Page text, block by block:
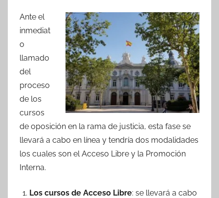
Ante el
inmediat
o
llamado
del
proceso
de los
cursos
de oposición en la rama de justicia, esta fase se
llevará a cabo en línea y tendría dos modalidades
los cuales son el Acceso Libre y la Promoción
Interna.
Los cursos de Acceso Libre: se llevará a cabo